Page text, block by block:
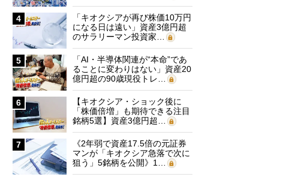
4
「キオクシアが再び株価10万円
になる日は遠い」資産3億円超
のサラリーマン投資家…
5
「AI・半導体関連が“本命”であ
ることに変わりはない」資産20
億円超の90歳現役トレ…
6
【キオクシア・ショック後に
「株価倍増」も期待できる注目
銘柄5選】資産3億円超…
7
《2年弱で資産17.5倍の元証券
マンが「キオクシア急落で次に
狙う」5銘柄を公開》1…